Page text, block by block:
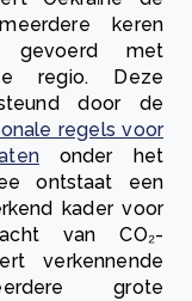
keren
gevoerd met
regio. Deze
door de
regels voor
onder het
ontstaat een
kader voor
van CO₂-
verkennende
grote